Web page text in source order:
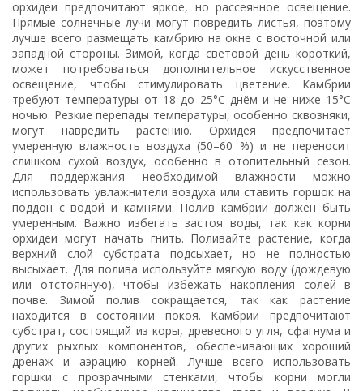
орхидеи предпочитают яркое, но рассеянное освещение.
Прямые солнечные лучи могут повредить листья, поэтому
лучше всего размещать камбрию на окне с восточной или
западной стороны. Зимой, когда световой день короткий,
может потребоваться дополнительное искусственное
освещение, чтобы стимулировать цветение. Камбрии
требуют температуры от 18 до 25°C днём и не ниже 15°C
ночью. Резкие перепады температуры, особенно сквозняки,
могут навредить растению. Орхидея предпочитает
умеренную влажность воздуха (50–60 %) и не переносит
слишком сухой воздух, особенно в отопительный сезон.
Для поддержания необходимой влажности можно
использовать увлажнители воздуха или ставить горшок на
поддон с водой и камнями. Полив камбрии должен быть
умеренным. Важно избегать застоя воды, так как корни
орхидеи могут начать гнить. Поливайте растение, когда
верхний слой субстрата подсыхает, но не полностью
высыхает. Для полива используйте мягкую воду (дождевую
или отстоянную), чтобы избежать накопления солей в
почве. Зимой полив сокращается, так как растение
находится в состоянии покоя. Камбрии предпочитают
субстрат, состоящий из коры, древесного угля, сфагнума и
других рыхлых компонентов, обеспечивающих хороший
дренаж и аэрацию корней. Лучше всего использовать
горшки с прозрачными стенками, чтобы корни могли